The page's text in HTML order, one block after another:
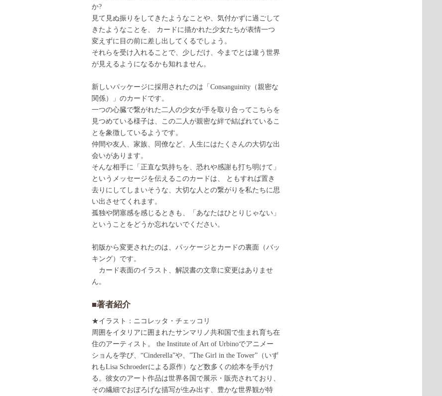
か?
見て見ぬ振りをしてきたようなことや、気付かずに過ごして
きたようなことを、 カードに描かれた少女たちが表情一つ
変えずに目の前に差し出してくるでしょう。
それらを受け入れることで、少しだけ、今までとは違う世界
が見えるようになるかも知れません。
新しいパッケージに採用されたのは「Consanguinity（親密な
関係）」のカードです。
一つの心臓で繋がれた二人の少女が手を取り合ってこちらを
見つめている様子は、この二人が親密な絆で結ばれているこ
とを象徴しているようです。
仲間や友人、家族、同僚など、人生にはたくさんの大切な出
会いがあります。
そんな相手に「正直な気持ちを、恐れや感謝も打ち明けて」
というメッセージを伝えるこのカードは、 ともすれば置き
去りにしてしまいそうな、大切な人との繋がりを私たちに思
い出させてくれます。
孤独や閉塞感を感じるときも、「あなたはひとりじゃない」
ということをどうか忘れないでください。
初版から変更されたのは、パッケージとカードの裏面（バッ
キング）です。
カード表面のイラスト、解説書の文章に変更はありませ
ん。
■著者紹介
★イラスト：ニコレッタ・チェッコリ
周囲をイタリアに囲まれたサンマリノ共和国で生まれ育ち在
住のアーティスト。 the Institute of Art of Urbinoでアニメー
ショんを学び、“Cinderella”や、”The Girl in the Tower”（いず
れもLisa Schroederによる原作）など数多くの絵本を手がけ
る。彼女のアート作品は世界各国で展示・販売されており、
その繊細でおぼろげな描写が生み出す、豊かな世界観が特